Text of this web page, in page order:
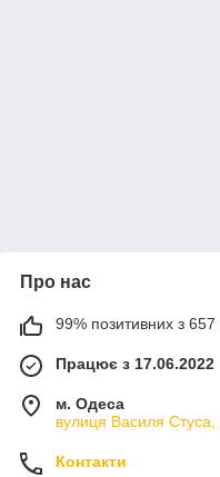
Про нас
99% позитивних з 657
Працює з 17.06.2022
м. Одеса
вулиця Василя
Контакти